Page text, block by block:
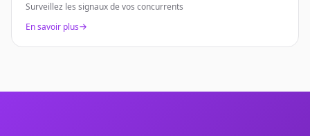
Surveillez les signaux de vos concurrents
En savoir plus